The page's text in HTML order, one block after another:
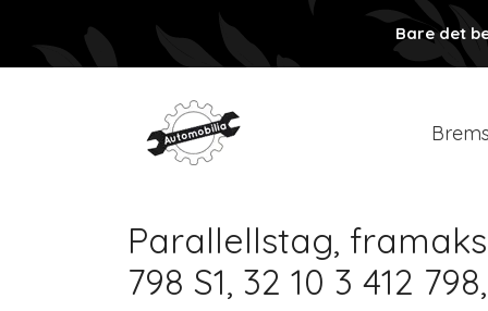
Bare det
Parallellstag,
798 S1, 32 10 3 412